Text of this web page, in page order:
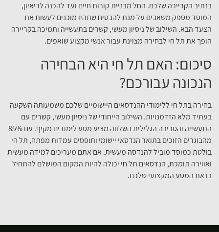
בנתיב הקריירה שלכם. החל מבניית קורות חיים ועד להכנה לריאיון,
המוסד מספק משאבים על מנת להבטיח שתהיו מוכנים לעשות את
הצעד הבא. השילוב של ניסיון מעשי, קשרים בתעשייה ותמיכה בקריירה
הופך את תל חי לבחירה מצוינת עבור אנשי מקצוע שואפים.
סיכום: האם תל חי היא הבחירה
הנכונה עבורכם?
בחירה בתל חי ללימודי ההנדסאים היישומיים שלכם משמעותה השקעה
בעתיד מלא הזדמנויות. השילוב הייחודי של ניסיון מעשי, קשרים עם
התעשייה והסביבה הגלילית השלווה מציע מסע לימודים מקיף. עם 85%
מהבוגרים הזוכים בתואר הנדסאי יישומי ותופסים עמדות מפתח, תל חי
בולטת כמוסד מוביל להנדסה מעשית. אם אתם מעריכים למידה מעשית
ואווירה תומכת, הנדסאים תל חי יכולה להיות המקום המושלם להתחיל
בו את המסע המקצועי שלכם.